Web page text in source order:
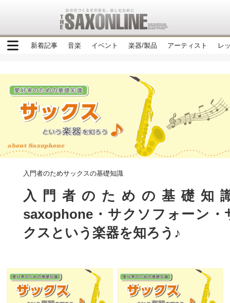
新着記事 音楽 イベント 楽器/製品 アーティスト レ
入門者のためサックスの基礎知識
入門者のための基礎
saxophone・サクソフォーン・
クスという楽器を知ろう♪